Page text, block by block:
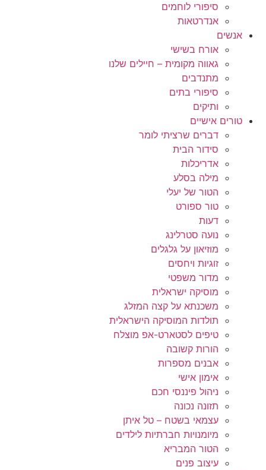
סיפורי לוחמים
אנדרטאות
אנשים
אורח בשישי
גאווה מקומית – חיילים שלנו
מתנדבים
סיפורי בתים
ותיקים
טורים אישיים
דברים שרציתי לומר
סידור הבית
אדריכלות
מילה בסלע
הטור של יעלי
טור ספורט
דעות
נועה סטרלינג
מוזיאון על גלגלים
זוגיות ויחסים
מדור משפטי
מוסיקה ישראלית
משכנתא על קצה המזלג
תולדות המוסיקה הישראלית
טיפים לסטארט-אפ מוצלח
הורות קשובה
אבנים מספרות
אימון אישי
ניהול פיננסי חכם
תזונה נכונה
עצמאי בשטח – טל איתן
מיומנויות חברתיות לילדים
הטור המבריא
עיצוב פנים